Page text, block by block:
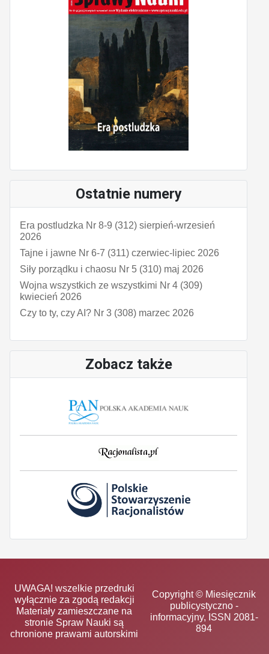
Ostatnie numery
Era postludzka Nr 8-9 (312) sierpień-wrzesień
2026
Tajne i jawne Nr 6-7 (311) czerwiec-lipiec 2026
Siły porządku i chaosu Nr 5 (310) maj 2026
Wojna wszystkich ze wszystkimi Nr 4 (309)
kwiecień 2026
Czy to ty, czy AI? Nr 3 (308) marzec 2026
Zobacz także
UWAGA! wszelkie przedruki
wyłącznie za zgodą redakcji
Materiały zamieszczane na
stronie Spraw Nauki są
chronione prawami autorskimi
Copyright © Miesięcznik
publicystyczno -
informacyjny, ISSN 2081-
894